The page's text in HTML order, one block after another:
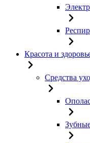
Красота и
Средства